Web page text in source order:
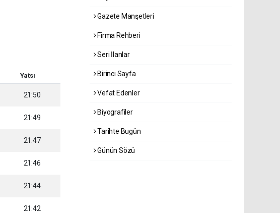
Yatsı
21:50
21:49
21:47
21:46
21:44
21:42
Gazete Manşetleri
Firma Rehberi
Seri İlanlar
Birinci Sayfa
Vefat Edenler
Biyografiler
Tarihte Bugün
Günün Sözü